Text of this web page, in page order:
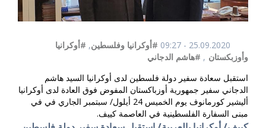
25.09.2020 - 09:27 #أوكرانيا وفلسطين, #أوكرانيا
وأوزبكستان , #هاشم الدجاني
استقبل سعادة سفير دولة فلسطين لدى أوكرانيا السيد هاشم
الدجاني سفير جمهورية أوزباكستان المفوض فوق العادة لدى أوكرانيا
أليشير كورمانوف يوم الخميس 24 أيلول/ سبتمبر الجاري في في
مبنى السفارة الفلسطينية في العاصمة كييف.